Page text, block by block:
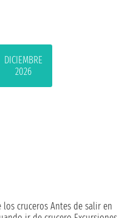
DICIEMBRE
2026
los cruceros Antes de salir en